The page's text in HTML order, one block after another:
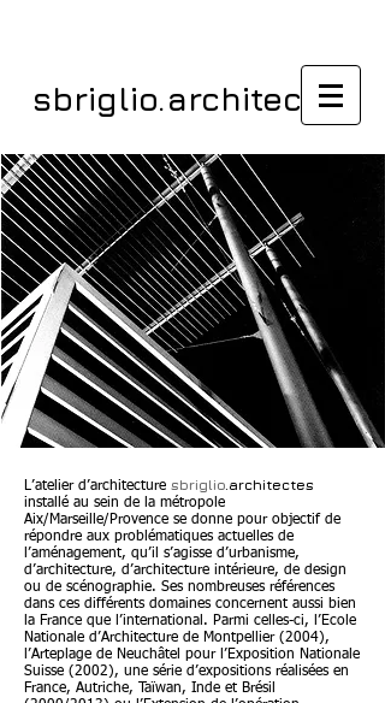
sbriglio.architectes
L’atelier d’architecture sbriglio.architectes
installé au sein de la métropole
Aix/Marseille/Provence se donne pour objectif de
répondre aux problématiques actuelles de
l’aménagement, qu’il s’agisse d’urbanisme,
d’architecture, d’architecture intérieure, de design
ou de scénographie. Ses nombreuses références
dans ces différents domaines concernent aussi bien
la France que l’international. Parmi celles-ci, l’Ecole
Nationale d’Architecture de Montpellier (2004),
l’Arteplage de Neuchâtel pour l’Exposition Nationale
Suisse (2002), une série d’expositions réalisées en
France, Autriche, Taïwan, Inde et Brésil